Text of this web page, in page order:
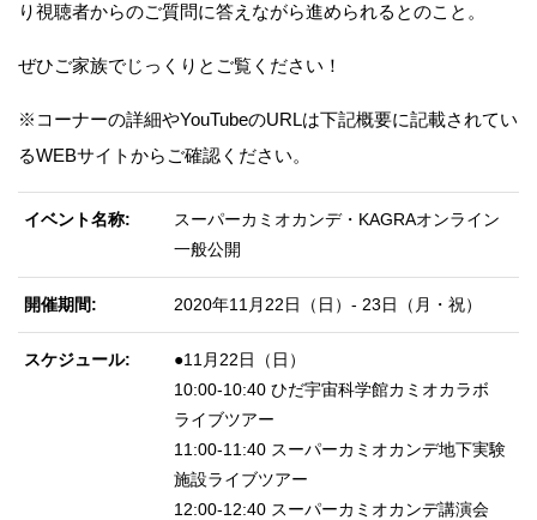
り視聴者からのご質問に答えながら進められるとのこと。
ぜひご家族でじっくりとご覧ください！
※コーナーの詳細やYouTubeのURLは下記概要に記載されてい
るWEBサイトからご確認ください。
イベント名称
スーパーカミオカンデ・KAGRAオンライン
一般公開
開催期間 2020年11月22日（日）- 23日（月・祝）
スケジュール
●11月22日（日）
10:00-10:40 ひだ宇宙科学館カミオカラボ
ライブツアー
11:00-11:40 スーパーカミオカンデ地下実験
施設ライブツアー
12:00-12:40 スーパーカミオカンデ講演会